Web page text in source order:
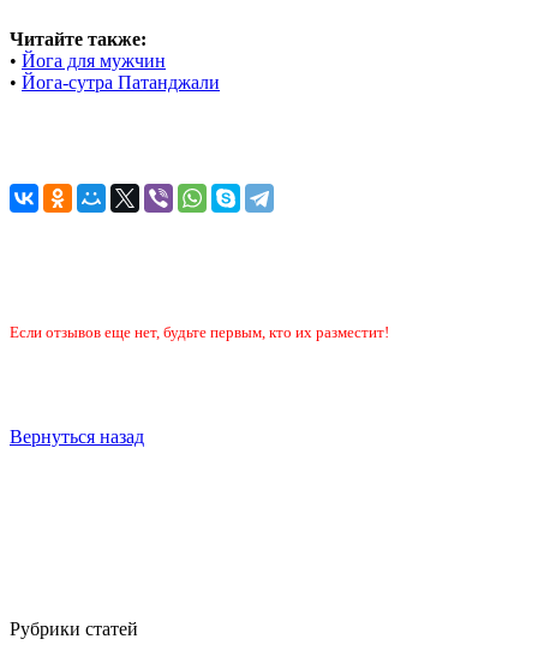
Читайте также:
• Йога для мужчин
• Йога-сутра Патанджали
Если отзывов еще нет, будьте первым, кто их разместит!
Вернуться назад
Рубрики статей